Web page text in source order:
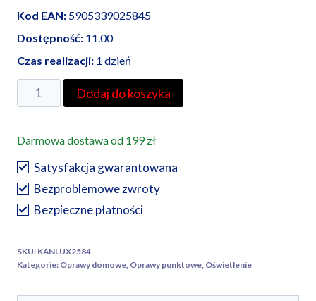
Kod EAN: 5905339025845
Dostępność: 11.00
Czas realizacji: 1 dzień
ilość
Kanlux
sufitowa
punktowa
LUTO
CTX-
DS02B-
Dodaj do koszyka
Darmowa dostawa od 199 zł
Satysfakcja gwarantowana
Bezproblemowe zwroty
Bezpieczne płatności
SKU: KANLUX2584
Kategorie: Oprawy domowe Oprawy punktowe Oświetlenie